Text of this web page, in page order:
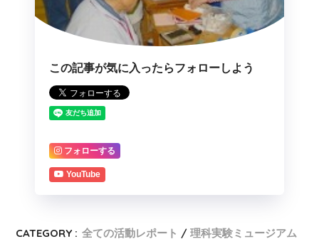
この記事が気に入ったらフォローしよう
フォローする
YouTube
CATEGORY : 全ての活動レポート 理科実験ミュージアム